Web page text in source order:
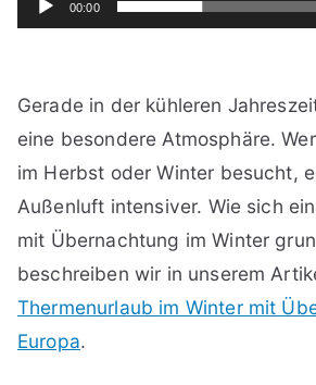
00:00
Gerade in der kühleren
eine besondere Atmosphäre.
im Herbst oder Winter besucht,
Außenluft intensiver. Wie sich
mit Übernachtung im Winter
beschreiben wir in unserem
Thermenurlaub im Winter mit
Europa.